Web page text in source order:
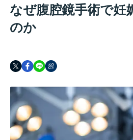
なぜ腹腔鏡手術で妊
のか